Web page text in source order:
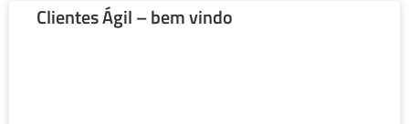
Clientes Ágil – bem vindo